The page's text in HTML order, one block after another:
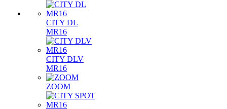
CITY DL
MR16
CITY DLV
MR16
ZOOM